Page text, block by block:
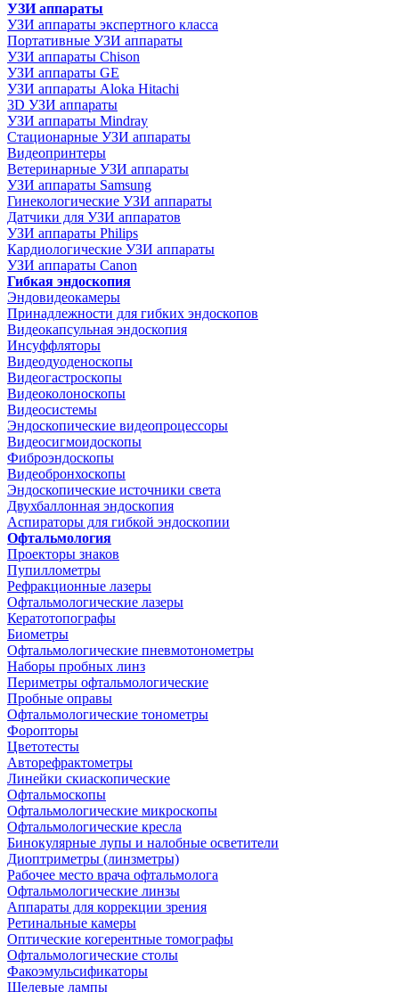
УЗИ аппараты
УЗИ аппараты экспертного класса
Портативные УЗИ аппараты
УЗИ аппараты Chison
УЗИ аппараты GE
УЗИ аппараты Aloka Hitachi
3D УЗИ аппараты
УЗИ аппараты Mindray
Стационарные УЗИ аппараты
Видеопринтеры
Ветеринарные УЗИ аппараты
УЗИ аппараты Samsung
Гинекологические УЗИ аппараты
Датчики для УЗИ аппаратов
УЗИ аппараты Philips
Кардиологические УЗИ аппараты
УЗИ аппараты Canon
Гибкая эндоскопия
Эндовидеокамеры
Принадлежности для гибких эндоскопов
Видеокапсульная эндоскопия
Инсуффляторы
Видеодуоденоскопы
Видеогастроскопы
Видеоколоноскопы
Видеосистемы
Эндоскопические видеопроцессоры
Видеосигмоидоскопы
Фиброэндоскопы
Видеобронхоскопы
Эндоскопические источники света
Двухбаллонная эндоскопия
Аспираторы для гибкой эндоскопии
Офтальмология
Проекторы знаков
Пупиллометры
Рефракционные лазеры
Офтальмологические лазеры
Кератотопографы
Биометры
Офтальмологические пневмотонометры
Наборы пробных линз
Периметры офтальмологические
Пробные оправы
Офтальмологические тонометры
Форопторы
Цветотесты
Авторефрактометры
Линейки скиаскопические
Офтальмоскопы
Офтальмологические микроскопы
Офтальмологические кресла
Бинокулярные лупы и налобные осветители
Диоптриметры (линзметры)
Рабочее место врача офтальмолога
Офтальмологические линзы
Аппараты для коррекции зрения
Ретинальные камеры
Оптические когерентные томографы
Офтальмологические столы
Факоэмульсификаторы
Щелевые лампы